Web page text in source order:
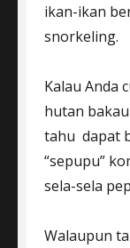
ikan-ikan
snorkeling.
Kalau Anda
hutan
tahu dapat
“sepupu”
sela-sela
Walaupun